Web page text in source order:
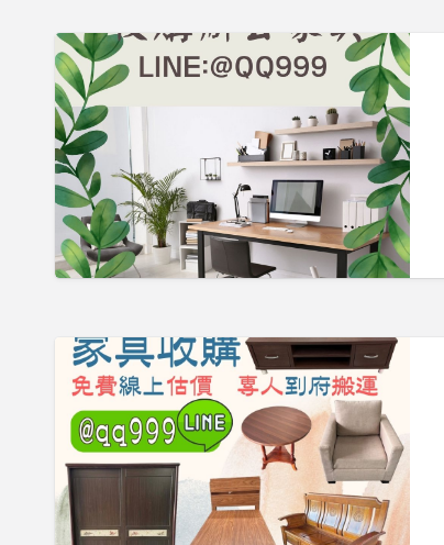
跑！
款
式、
顏
色
加
LINE:@QQ999
歡
迎
來
到
我
們
的
二
手
公
家
具
購
服
務！
大
台
中
地
區
各
式